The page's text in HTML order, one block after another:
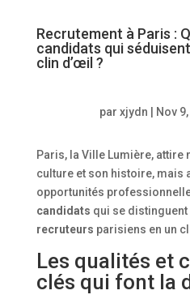
Recrutement à Paris :
candidats qui
clin d’œil ?
parxjydn | Nov
Paris, la Ville Lumière, attire
culture et son histoire, mais
opportunités
candidats qui se
recruteurs parisiens en un
Les qualités et
clés qui font la